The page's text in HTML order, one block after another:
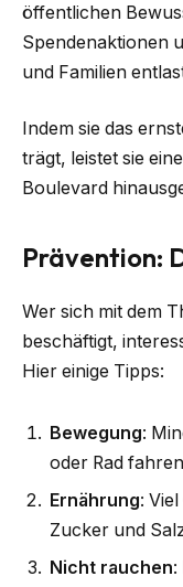
öffentlichen
Spendenaktionen
und Familien
Indem sie das
trägt, leistet sie
Boulevard
Prävention:
Wer sich mit dem
beschäftigt,
Hier einige Tipps:
Bewegung:
oder Rad
Ernährung:
Zucker und
Nicht rauchen: